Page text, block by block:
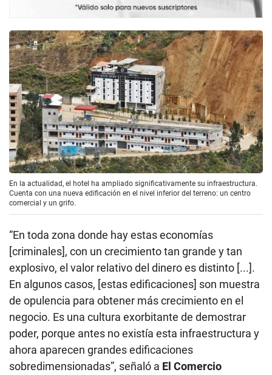
En la actualidad, el hotel ha ampliado significativamente su infraestructura.
Cuenta con una nueva edificación en el nivel inferior del terreno: un centro
comercial y un grifo.
“En toda zona donde hay estas economías
[criminales], con un crecimiento tan grande y tan
explosivo, el valor relativo del dinero es distinto [...].
En algunos casos, [estas edificaciones] son muestra
de opulencia para obtener más crecimiento en el
negocio. Es una cultura exorbitante de demostrar
poder, porque antes no existía esta infraestructura y
ahora aparecen grandes edificaciones
sobredimensionadas”, señaló a El Comercio